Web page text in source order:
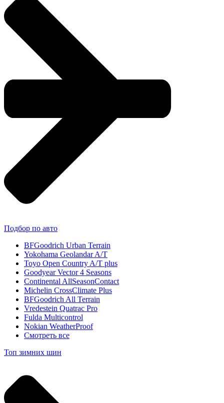
Подбор по авто
BFGoodrich Urban Terrain
Yokohama Geolandar A/T
Toyo Open Country A/T plus
Goodyear Vector 4 Seasons
Continental AllSeasonContact
Michelin CrossClimate Plus
BFGoodrich All Terrain
Vredestein Quatrac Pro
Fulda Multicontrol
Nokian WeatherProof
Смотреть все
Топ зимних шин